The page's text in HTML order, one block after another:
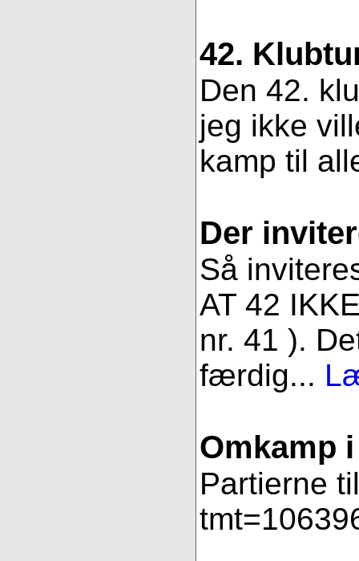
42.
Den 42.
jeg ikke
kamp til
Der
Så
AT 42
nr. 41 ).
færdig...
Omkamp
Partierne